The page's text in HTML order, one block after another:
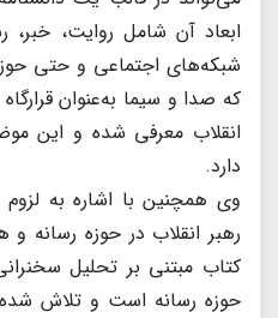
ابعاد آن شامل روایت، خبر،
شبکه‌های اجتماعی و حتی
که صدا و سیما به‌عنوان
انقلاب معرفی شده و این
دارد.
وی همچنین با اشاره به
رهبر انقلاب در حوزه
کتاب مبتنی بر تحلیل
حوزه رسانه است و تلاش